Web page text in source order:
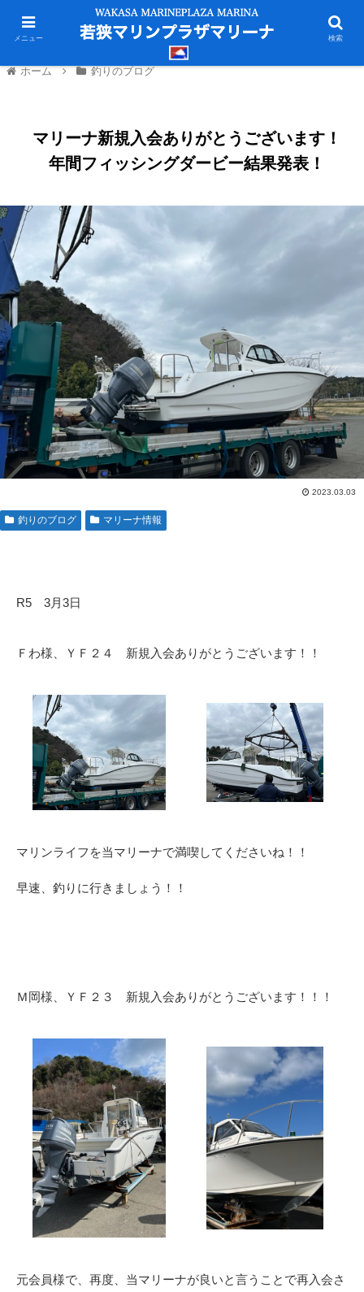
ホーム 釣りのブログ
マリーナ新規入会ありがとうございます！
年間フィッシングダービー結果発表！
2023.03.03
釣りのブログ マリーナ情報
R5 3月3日
Ｆわ様、ＹＦ２４ 新規入会ありがとうございます！！
マリンライフを当マリーナで満喫してくださいね！！
早速、釣りに行きましょう！！
Ｍ岡様、ＹＦ２３ 新規入会ありがとうございます！！！
元会員様で、再度、当マリーナが良いと言うことで再入会さ
メニュー 検索